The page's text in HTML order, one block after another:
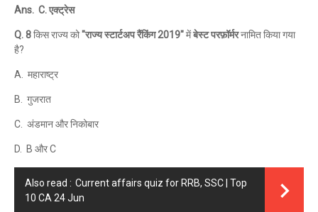
Ans. C. एक्ट्रेस
Q. 8किस राज्य को"राज्य स्टार्टअप रैंकिंग 2019"मेंबेस्ट परफ़ॉर्मरनामित किया गया
है?
A. महाराष्ट्र
B. गुजरात
C. अंडमान और निकोबार
D. B और C
Also read : Current affairs quiz for RRB, SSC | Top
10 CA 24 Jun